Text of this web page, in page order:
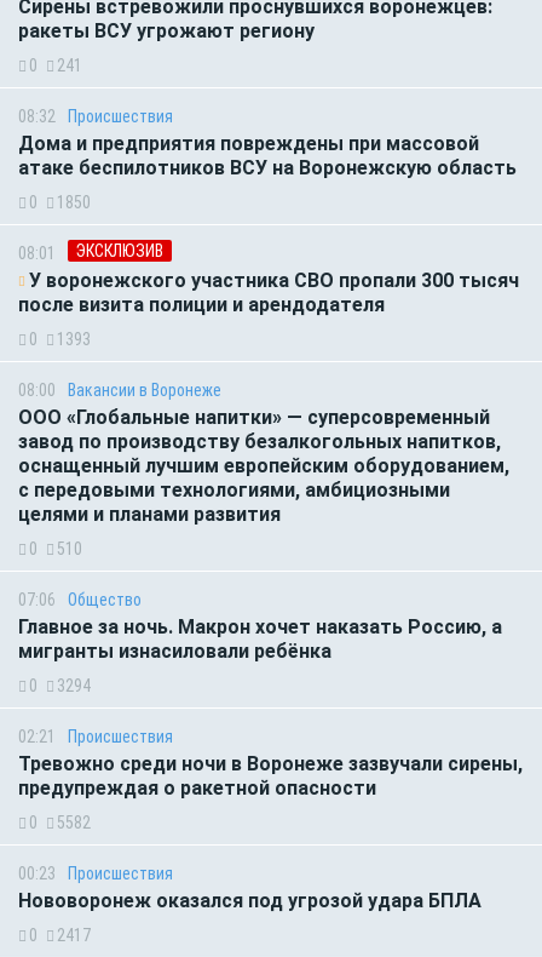
Сирены встревожили проснувшихся воронежцев:
ракеты ВСУ угрожают региону
0 241
08:32 Происшествия
Дома и предприятия повреждены при массовой
атаке беспилотников ВСУ на Воронежскую область
0 1850
08:01 ЭКСКЛЮЗИВ
У воронежского участника СВО пропали 300 тысяч
после визита полиции и арендодателя
0 1393
08:00 Вакансии в Воронеже
ООО «Глобальные напитки» — суперсовременный
завод по производству безалкогольных напитков,
оснащенный лучшим европейским оборудованием,
с передовыми технологиями, амбициозными
целями и планами развития
0 510
07:06 Общество
Главное за ночь. Макрон хочет наказать Россию, а
мигранты изнасиловали ребёнка
0 3294
02:21 Происшествия
Тревожно среди ночи в Воронеже зазвучали сирены,
предупреждая о ракетной опасности
0 5582
00:23 Происшествия
Нововоронеж оказался под угрозой удара БПЛА
0 2417